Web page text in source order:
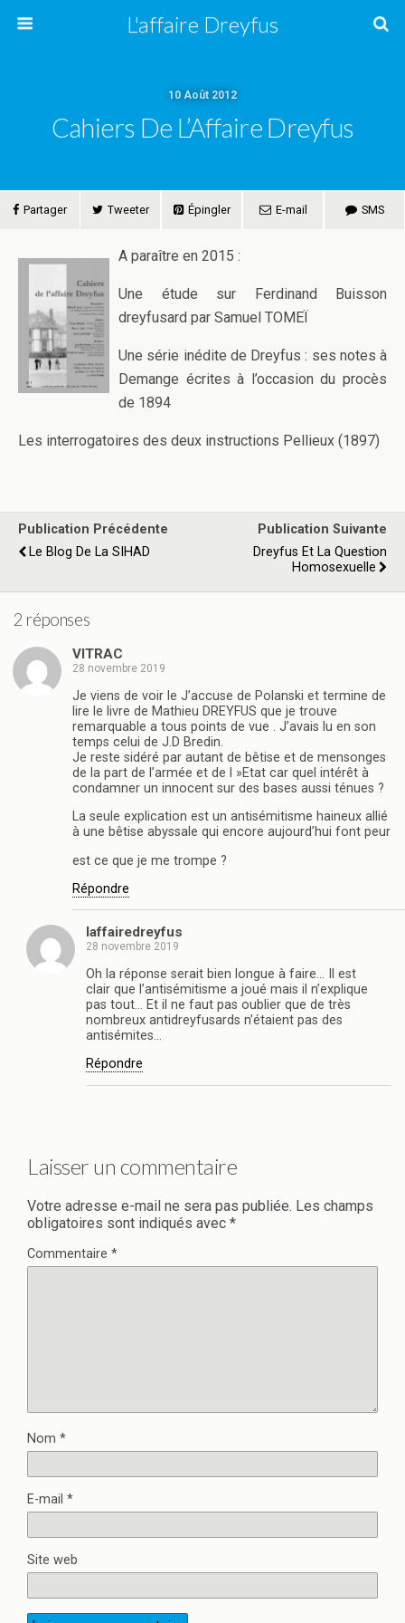
L'affaire Dreyfus
10 Août 2012
Cahiers De L’Affaire Dreyfus
Partager Tweeter Épingler E-mail SMS
A paraître en 2015 :
Une étude sur Ferdinand Buisson
dreyfusard par Samuel TOMEÏ
Une série inédite de Dreyfus : ses notes à
Demange écrites à l’occasion du procès
de 1894
Les interrogatoires des deux instructions Pellieux (1897)
Publication Précédente
Le Blog De La SIHAD
Publication Suivante
Dreyfus Et La Question
Homosexuelle
2 réponses
VITRAC
28 novembre 2019
Je viens de voir le J’accuse de Polanski et termine de
lire le livre de Mathieu DREYFUS que je trouve
remarquable a tous points de vue . J’avais lu en son
temps celui de J.D Bredin.
Je reste sidéré par autant de bêtise et de mensonges
de la part de l’armée et de l »Etat car quel intérêt à
condamner un innocent sur des bases aussi ténues ?
La seule explication est un antisémitisme haineux allié
à une bêtise abyssale qui encore aujourd’hui font peur
est ce que je me trompe ?
Répondre
laffairedreyfus
28 novembre 2019
Oh la réponse serait bien longue à faire… Il est
clair que l’antisémitisme a joué mais il n’explique
pas tout… Et il ne faut pas oublier que de très
nombreux antidreyfusards n’étaient pas des
antisémites…
Répondre
Laisser un commentaire
Votre adresse e-mail ne sera pas publiée. Les champs
obligatoires sont indiqués avec *
Commentaire *
Nom *
E-mail *
Site web